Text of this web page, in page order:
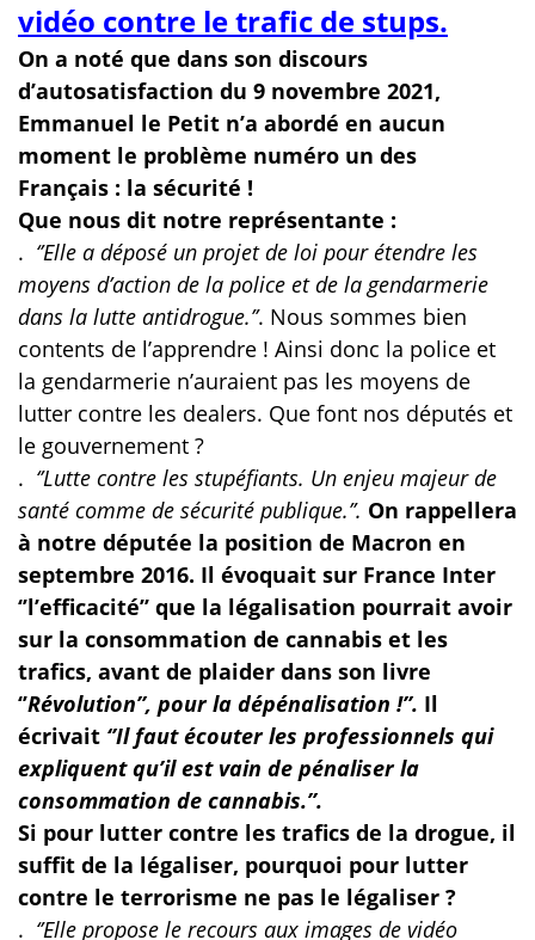
vidéo contre le trafic de stups.
On a noté que dans son discours
d’autosatisfaction du 9 novembre 2021,
Emmanuel le Petit n’a abordé en aucun
moment le problème numéro un des
Français : la sécurité !
Que nous dit notre représentante :
. ‘’Elle a déposé un projet de loi pour étendre les
moyens d’action de la police et de la gendarmerie
dans la lutte antidrogue.’’. Nous sommes bien
contents de l’apprendre ! Ainsi donc la police et
la gendarmerie n’auraient pas les moyens de
lutter contre les dealers. Que font nos députés et
le gouvernement ?
. ‘’Lutte contre les stupéfiants. Un enjeu majeur de
santé comme de sécurité publique.’’. On rappellera
à notre députée la position de Macron en
septembre 2016. Il évoquait sur France Inter
‘’l’efficacité’’ que la légalisation pourrait avoir
sur la consommation de cannabis et les
trafics, avant de plaider dans son livre
‘’Révolution’’, pour la dépénalisation !’’. Il
écrivait ‘’Il faut écouter les professionnels qui
expliquent qu’il est vain de pénaliser la
consommation de cannabis.’’.
Si pour lutter contre les trafics de la drogue, il
suffit de la légaliser, pourquoi pour lutter
contre le terrorisme ne pas le légaliser ?
. ‘’Elle propose le recours aux images de vidéo